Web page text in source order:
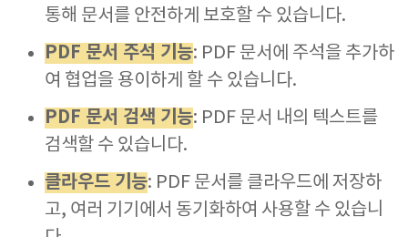
통해 문서를 안전하게 보호할 수 있습니다.
PDF 문서 주석 기능: PDF 문서에 주석을 추가하
여 협업을 용이하게 할 수 있습니다.
PDF 문서 검색 기능: PDF 문서 내의 텍스트를
검색할 수 있습니다.
클라우드 기능: PDF 문서를 클라우드에 저장하
고, 여러 기기에서 동기화하여 사용할 수 있습니